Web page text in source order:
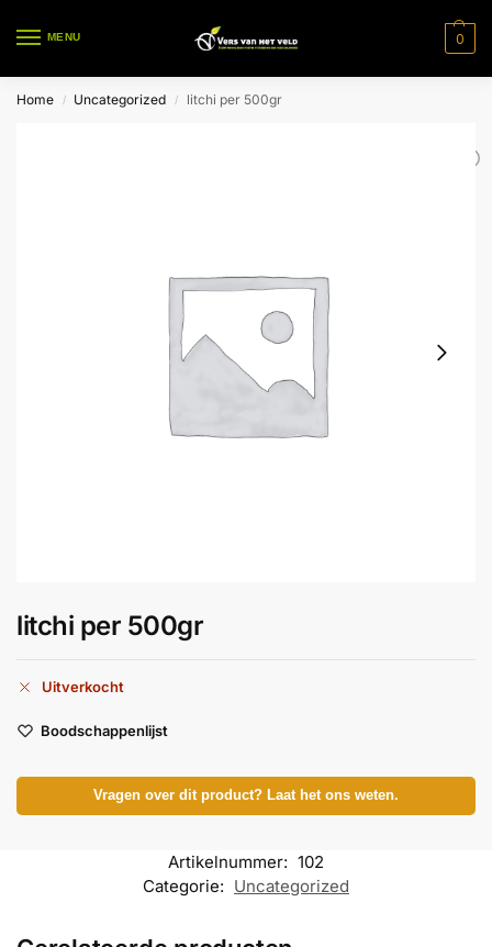
MENU 0
Home / Uncategorized / litchi per 500gr
litchi per 500gr
Uitverkocht
Boodschappenlijst
Vragen over dit product? Laat het ons weten.
Artikelnummer: 102
Categorie: Uncategorized